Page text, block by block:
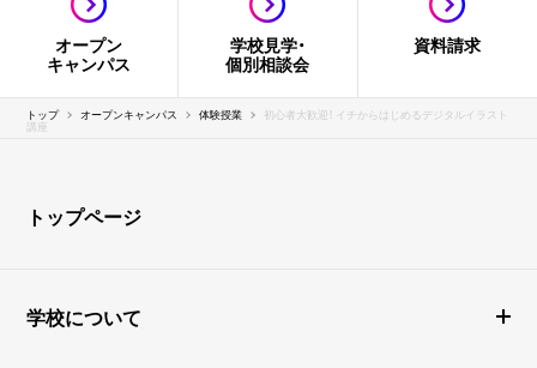
オープン
キャンパス
学校見学・
個別相談会
資料請求
トップ オープンキャンパス 体験授業 初心者大歓迎！ イチからはじめるデジタルイラスト
講座
トップページ
学校について